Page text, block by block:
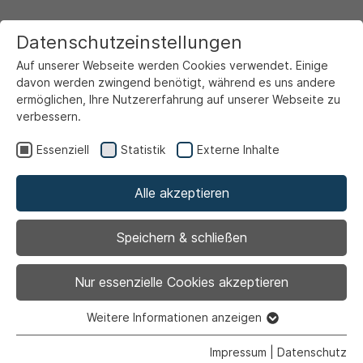
Partnerstädte
Bilder und Berichte
2012
Redaktionelle Verantwortung:Redaktion
Stadtportal Ahlen| Impressum
Datenschutzeinstellungen
Auf unserer Webseite werden Cookies verwendet. Einige
davon werden zwingend benötigt, während es uns andere
ermöglichen, Ihre Nutzererfahrung auf unserer Webseite zu
verbessern.
Essenziell Statistik Externe Inhalte
Alle akzeptieren
Speichern & schließen
Nur essenzielle Cookies akzeptieren
Essenzielle Cookies werden für grundlegende Funktionen
Weitere Informationen anzeigen
Impressum Datenschutz